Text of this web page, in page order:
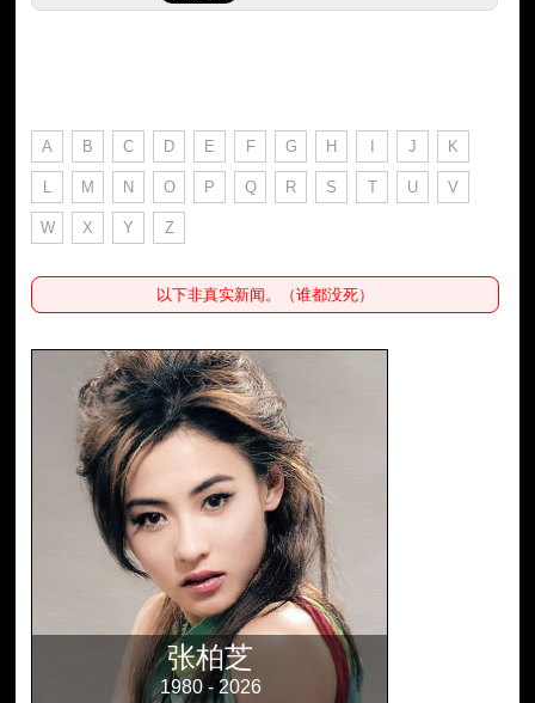
A B C D E F G H I J K
L M N O P Q R S T U V
W X Y Z
以下非真实新闻。（谁都没死）
张柏芝
1980 - 2026